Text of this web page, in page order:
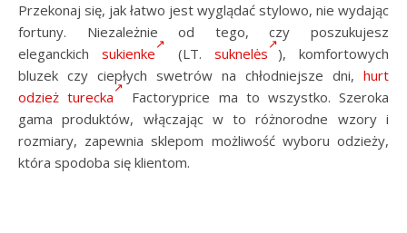
Przekonaj się, jak łatwo jest wyglądać stylowo, nie wydając
fortuny. Niezależnie od tego, czy poszukujesz
eleganckich sukienke (LT. suknelės
), komfortowych
bluzek czy ciepłych swetrów na chłodniejsze dni, hurt
odzież turecka
Factoryprice ma to wszystko. Szeroka
gama produktów, włączając w to różnorodne wzory i
rozmiary, zapewnia sklepom możliwość wyboru odzieży,
która spodoba się klientom.